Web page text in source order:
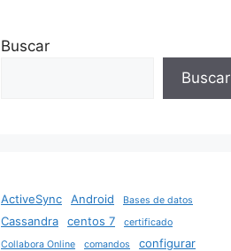
Buscar
Buscar
ActiveSync Android Bases de datos
Cassandra centos 7
certificado
Collabora Online
comandos configurar